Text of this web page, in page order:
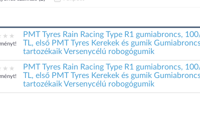
PMT Tyres Rain Racing Type R1 gumiabroncs,
TL, első PMT Tyres Kerekek és gumik
tartozékaik Versenycélú robogógumik
PMT Tyres Rain Racing Type R1 gumiabroncs,
TL, első PMT Tyres Kerekek és gumik
tartozékaik Versenycélú robogógumik